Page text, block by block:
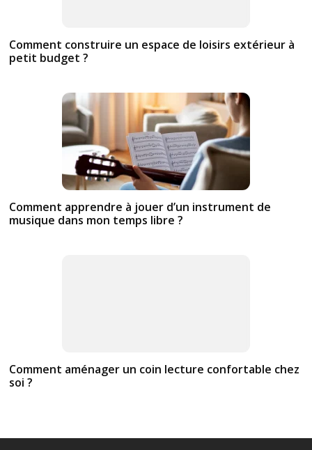
Comment construire un espace de loisirs extérieur à
petit budget ?
Comment apprendre à jouer d’un instrument de
musique dans mon temps libre ?
Comment aménager un coin lecture confortable chez
soi ?